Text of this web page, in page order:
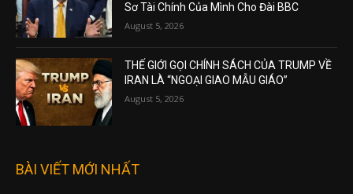
Sơ Tài Chính Của Mình Cho Đài BBC
August 5, 2026
THẾ GIỚI GỌI CHÍNH SÁCH CỦA TRUMP VỀ
IRAN LÀ “NGOẠI GIAO MẪU GIÁO”
August 5, 2026
BÀI VIẾT MỚI NHẤT